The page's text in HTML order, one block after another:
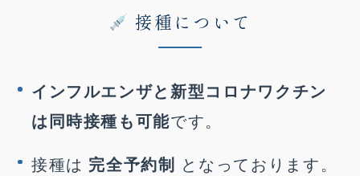
接種について
インフルエンザと新型コロナワクチン
は同時接種も可能です。
接種は 完全予約制 となっております。